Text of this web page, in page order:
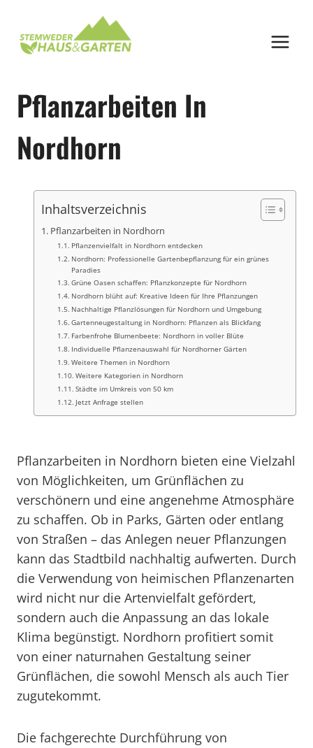
springen
Pflanzarbeiten In
Nordhorn
Inhaltsverzeichnis
Pflanzarbeiten in Nordhorn
Pflanzenvielfalt in Nordhorn entdecken
Nordhorn: Professionelle Gartenbepflanzung für ein grünes
Paradies
Grüne Oasen schaffen: Pflanzkonzepte für Nordhorn
Nordhorn blüht auf: Kreative Ideen für Ihre Pflanzungen
Nachhaltige Pflanzlösungen für Nordhorn und Umgebung
Gartenneugestaltung in Nordhorn: Pflanzen als Blickfang
Farbenfrohe Blumenbeete: Nordhorn in voller Blüte
Individuelle Pflanzenauswahl für Nordhorner Gärten
Weitere Themen in Nordhorn
Weitere Kategorien in Nordhorn
Städte im Umkreis von 50 km
Jetzt Anfrage stellen
Pflanzarbeiten in Nordhorn bieten eine Vielzahl
von Möglichkeiten, um Grünflächen zu
verschönern und eine angenehme Atmosphäre
zu schaffen. Ob in Parks, Gärten oder entlang
von Straßen – das Anlegen neuer Pflanzungen
kann das Stadtbild nachhaltig aufwerten. Durch
die Verwendung von heimischen Pflanzenarten
wird nicht nur die Artenvielfalt gefördert,
sondern auch die Anpassung an das lokale
Klima begünstigt. Nordhorn profitiert somit
von einer naturnahen Gestaltung seiner
Grünflächen, die sowohl Mensch als auch Tier
zugutekommt.
Die fachgerechte Durchführung von